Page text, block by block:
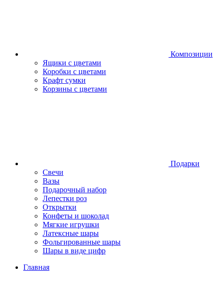
Композиции
Ящики с цветами
Коробки с цветами
Крафт сумки
Корзины с цветами
Подарки
Свечи
Вазы
Подарочный набор
Лепестки роз
Открытки
Конфеты и шоколад
Мягкие игрушки
Латексные шары
Фольгированные шары
Шары в виде цифр
Главная